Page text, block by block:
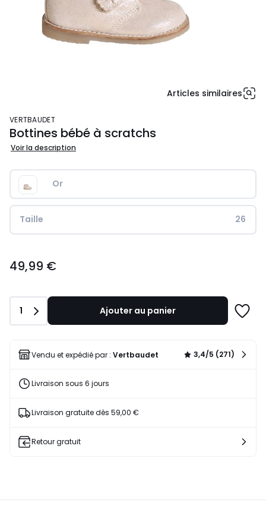
Articles similaires
VERTBAUDET
Bottines bébé à scratchs
Voir la description
Or
Taille 26
€.
49,99 €
Quantité
1 Ajouter au panier
liste
Vendu et expédié par : Vertbaudet 3,4/5 (271)
Livraison sous 6 jours
Livraison gratuite dès 59,00 €
Retour gratuit